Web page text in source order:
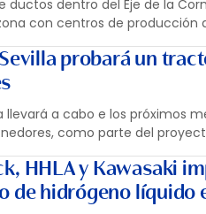
ductos dentro del Eje de la
con centros de producción
probará un
llevará a cabo e los próximos
como parte del
HHLA y Kawasaki
de hidrógeno líquido